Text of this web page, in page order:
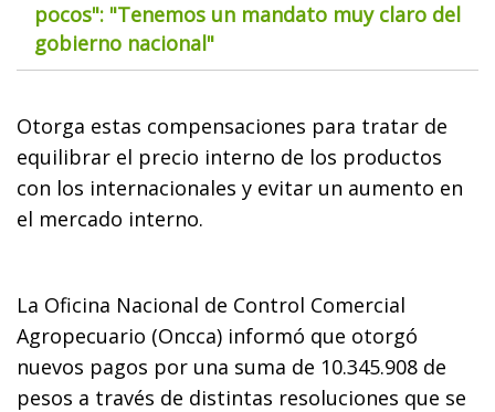
pocos": "Tenemos un mandato muy claro del
gobierno nacional"
Otorga estas compensaciones para tratar de
equilibrar el precio interno de los productos
con los internacionales y evitar un aumento en
el mercado interno.
La Oficina Nacional de Control Comercial
Agropecuario (Oncca) informó que otorgó
nuevos pagos por una suma de 10.345.908 de
pesos a través de distintas resoluciones que se